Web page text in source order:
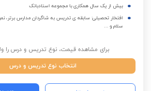
بیش از یک سال همکاری با مجموعه استادبانک
افتخار تحصیلی: سابقه ی تدریس به شاگردان مدارس برتر،
سلام و ...
برای مشاهده قیمت، نوع تدریس و درس را
انتخاب نوع تدریس و درس